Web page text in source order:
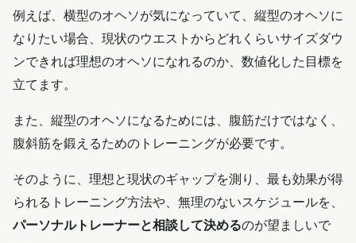
例えば、横型のオヘソが気になっていて、縦型のオヘソに
なりたい場合、現状のウエストからどれくらいサイズダウ
ンできれば理想のオヘソになれるのか、数値化した目標を
立てます。
また、縦型のオヘソになるためには、腹筋だけではなく、
腹斜筋を鍛えるためのトレーニングが必要です。
そのように、理想と現状のギャップを測り、最も効果が得
られるトレーニング方法や、無理のないスケジュールを、
パーソナルトレーナーと相談して決めるのが望ましいで